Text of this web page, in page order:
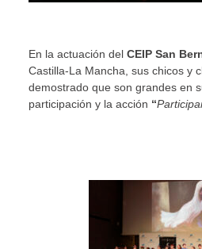
En la actuación del CEIP San
Castilla-La Mancha, sus chicos y
demostrado que son grandes en
participación y la acción “